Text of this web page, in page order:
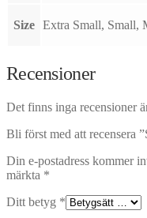
Size Extra Small, Small,
Recensioner
Det finns inga recensioner
Bli först med att recensera
Din e-postadress kommer
märkta *
Ditt betyg *